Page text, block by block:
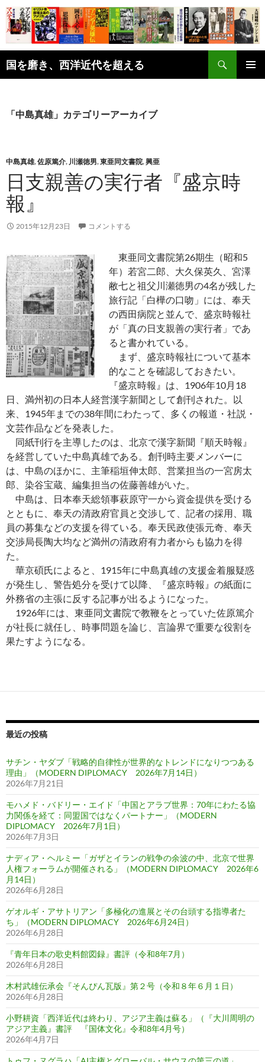
コ
ン
テ
ン
ツ
へ
国を磨き、西洋近代を超える
索
「中島真雄」カテゴリーアーカイブ
中島真雄,佐原篤介, 川瀬徳男,東亜同文書院,興亜
日支親善の実行者『盛京時
報』
2015年12月23日 コメントする
東亜同文書院第26期生（昭和5
年）若宮二郎、大久保英久、宮澤
敝七と祖父川瀬徳男の4名が残した
旅行記「白樺の口吻」には、奉天
の西田病院と並んで、盛京時報社
が「真の日支親善の実行者」であ
ると書かれている。
まず、盛京時報社について基本
的なことを確認しておきたい。
『盛京時報』は、1906年10月18
日、満州初の日本人経営漢字新聞として創刊された。以
来、1945年までの38年間にわたって、多くの報道・社説・
文芸作品などを発表した。
同紙刊行を主導したのは、北京で漢字新聞『順天時報』
を経営していた中島真雄である。創刊時主要メンバーに
は、中島のほかに、主筆稲垣伸太郎、営業担当の一宮房太
郎、染谷宝蔵、編集担当の佐藤善雄がいた。
中島は、日本奉天総領事萩原守一から資金提供を受ける
とともに、奉天の清政府官員と交渉して、記者の採用、職
員の募集などの支援を得ている。奉天民政使張元奇、奉天
交渉局長陶大均など満州の清政府有力者からも協力を得
た。
華京碩氏によると、1915年に中島真雄の支援金着服疑惑
が発生し、警告処分を受けて以降、『盛京時報』の紙面に
外務省の主張に反する記事が出るようになった。
1926年には、東亜同文書院で教鞭をとっていた佐原篤介
が社長に就任し、時事問題を論じ、言論界で重要な役割を
果たすようになる。
最近の投稿
サチン・ヤダブ「戦略的自律性が世界的なトレンドになりつつある
理由」（MODERN DIPLOMACY 2026年7月14日）
2026年7月21日
モハメド・バドリー・エイド「中国とアラブ世界：70年にわたる協
力関係を経て：同盟国ではなくパートナー」（MODERN
DIPLOMACY 2026年7月1日）
2026年7月3日
ナディア・ヘルミー「ガザとイランの戦争の余波の中、北京で世界
人権フォーラムが開催される」（MODERN DIPLOMACY 2026年6
月14日）
2026年6月28日
ゲオルギ・アサトリアン「多極化の進展とその台頭する指導者た
ち」（MODERN DIPLOMACY 2026年6月24日）
2026年6月28日
『青年日本の歌史料館図録』書評（令和8年7月）
2026年6月28日
木村武雄伝承会『そんぴん瓦版』第２号（令和８年６月１日）
2026年6月28日
小野耕資「西洋近代は終わり、アジア主義は蘇る」（『大川周明の
アジア主義』書評 『国体文化』令和8年4月号）
2026年4月7日